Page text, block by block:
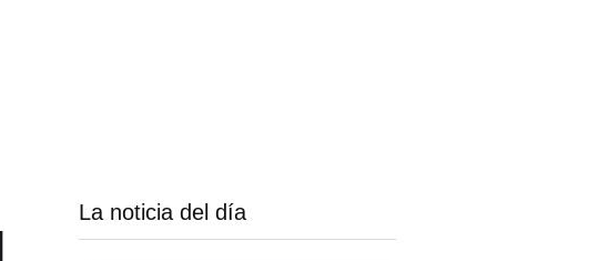
La noticia del día